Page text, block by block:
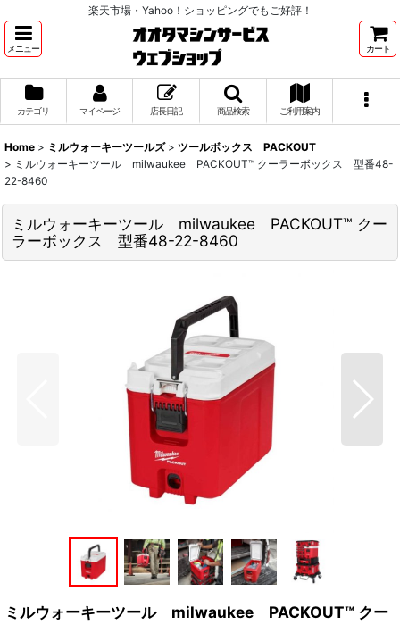
楽天市場・Yahoo！ショッピングでもご好評！
メニュー カート
カテゴリ マイページ 店長日記 商品検索 ご利用案内
Home > ミルウォーキーツールズ > ツールボックス PACKOUT
> ミルウォーキーツール milwaukee PACKOUT™ クーラーボックス 型番48-
22-8460
ミルウォーキーツール milwaukee PACKOUT™ クー
ラーボックス 型番48-22-8460
ミルウォーキーツール milwaukee PACKOUT™ クー